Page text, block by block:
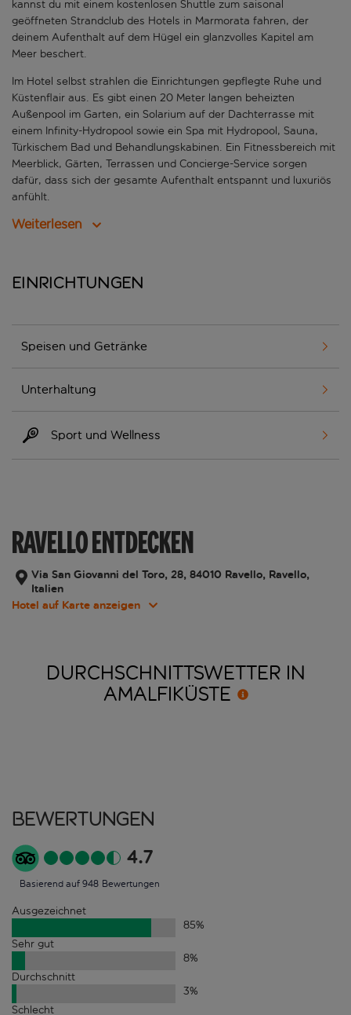
kannst du mit einem kostenlosen Shuttle zum saisonal
geöffneten Strandclub des Hotels in Marmorata fahren, der
deinem Aufenthalt auf dem Hügel ein glanzvolles Kapitel am
Meer beschert.
Im Hotel selbst strahlen die Einrichtungen gepflegte Ruhe und
Küstenflair aus. Es gibt einen 20 Meter langen beheizten
Außenpool im Garten, ein Solarium auf der Dachterrasse mit
einem Infinity-Hydropool sowie ein Spa mit Hydropool, Sauna,
Türkischem Bad und Behandlungskabinen. Ein Fitnessbereich mit
Meerblick, Gärten, Terrassen und Concierge-Service sorgen
dafür, dass sich der gesamte Aufenthalt entspannt und luxuriös
anfühlt.
Weiterlesen
Einrichtungen
Speisen und Getränke
Unterhaltung
Sport und Wellness
RAVELLO ENTDECKEN
Via San Giovanni del Toro, 28, 84010 Ravello, Ravello,
Italien
Hotel auf Karte anzeigen
DURCHSCHNITTSWETTER IN
AMALFIKÜSTE
Bewertungen
4.7
Basierend auf 948 Bewertungen
Ausgezeichnet
85%
Sehr gut
8%
Durchschnitt
3%
Schlecht